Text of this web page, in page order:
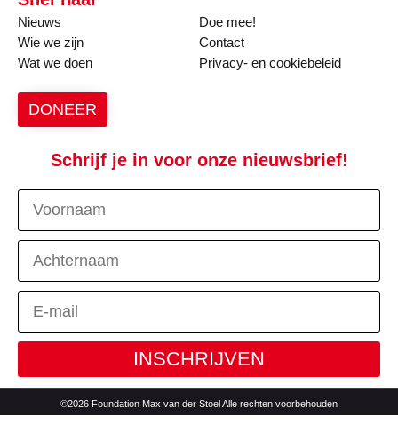
Nieuws
Wie we zijn
Wat we doen
Doe mee!
Contact
Privacy- en cookiebeleid
DONEER
Schrijf je in voor onze nieuwsbrief!
INSCHRIJVEN
©2026 Foundation Max van der Stoel Alle rechten voorbehouden